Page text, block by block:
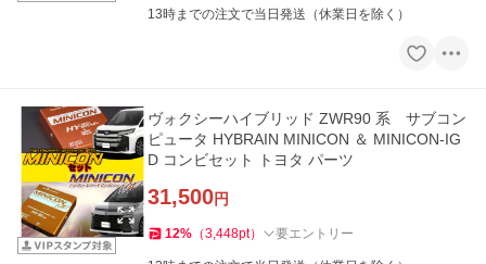
13時までの注文で当日発送（休業日を除く）
ヴォクシーハイブリッド ZWR90 系 サブコン
ピュータ HYBRAIN MINICON ＆ MINICON-IG
D コンビセット トヨタ パーツ
31,500円
12% （3,448pt） 要エントリー